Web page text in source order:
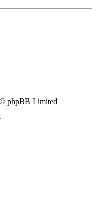
phpBB Limited